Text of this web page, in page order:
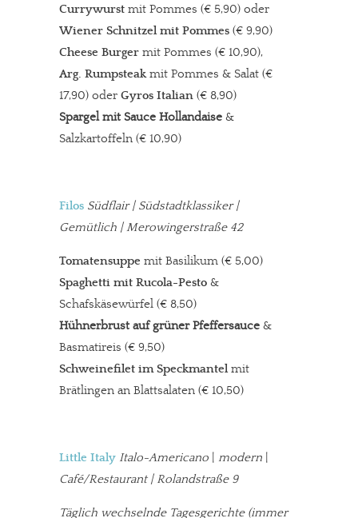
Currywurst mit Pommes (€ 5,90) oder
Wiener Schnitzel mit Pommes (€ 9,90)
Cheese Burger mit Pommes (€ 10,90),
Arg. Rumpsteakmit Pommes & Salat (€
17,90) oder Gyros Italian (€ 8,90)
Spargel mit Sauce Hollandaise &
Salzkartoffeln (€ 10,90)
Filos Südflair | Südstadtklassiker |
Gemütlich | Merowingerstraße 42
Tomatensuppe mit Basilikum (€ 5,00)
Spaghetti mit Rucola-Pesto &
Schafskäsewürfel (€ 8,50)
Hühnerbrust auf grüner Pfeffersauce &
Basmatireis (€ 9,50)
Schweinefilet im Speckmantelmit
Brätlingen an Blattsalaten (€ 10,50)
Little Italy Italo-Americano modern
Café/Restaurant | Rolandstraße 9
Täglich wechselnde Tagesgerichte (immer